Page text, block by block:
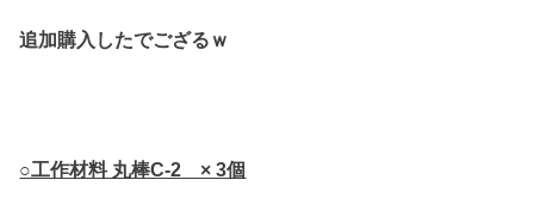
追加購入したでござるｗ
○工作材料 丸棒C-2 × 3個